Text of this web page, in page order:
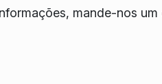
mande-nos um